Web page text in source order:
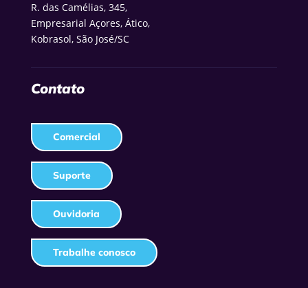
R. das Camélias, 345,
Empresarial Açores, Ático,
Kobrasol, São José/SC
Contato
Comercial
Suporte
Ouvidoria
Trabalhe conosco